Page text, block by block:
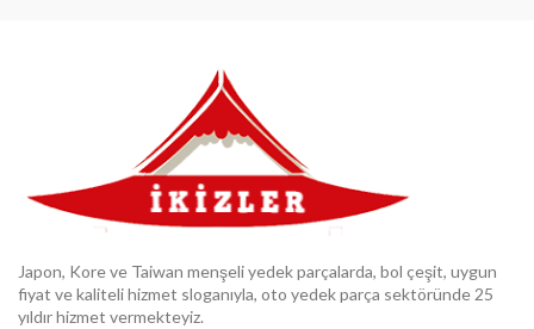
Japon, Kore ve Taiwan menşeli yedek parçalarda, bol çeşit, uygun
fiyat ve kaliteli hizmet sloganıyla, oto yedek parça sektöründe 25
yıldır hizmet vermekteyiz.